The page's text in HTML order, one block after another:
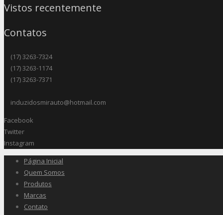
Vistos recentemente
Contatos
(17) 3263-7324
(17) 3263-1174
(17) 3263-7371
induzidosmirauto@hotmail.com
Facebook
Twitter
Instagram
Página Inicial
Quem Somos
Produtos
Marcas
Contato